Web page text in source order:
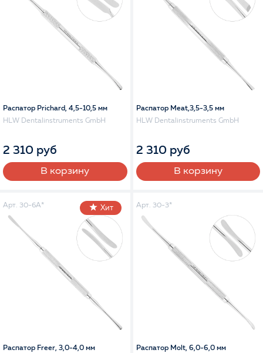
Распатор Prichard, 4,5-10,5 мм
HLW Dentalinstruments GmbH
2 310 руб
В корзину
Распатор Meat,3,5-3,5 мм
HLW Dentalinstruments GmbH
2 310 руб
В корзину
Хит
Арт. 30-6A*
Распатор Freer, 3,0-4,0 мм
Арт. 30-3*
Распатор Molt, 6,0-6,0 мм